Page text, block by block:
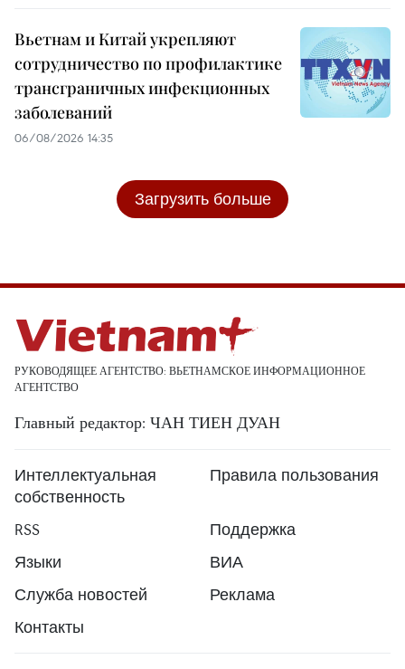
Вьетнам и Китай укрепляют
сотрудничество по профилактике
трансграничных инфекционных
заболеваний
06/08/2026 14:35
Загрузить больше
РУКОВОДЯЩЕЕ АГЕНТСТВО: ВЬЕТНАМСКОЕ ИНФОРМАЦИОННОЕ
АГЕНТСТВО
Главный редактор: ЧАН ТИЕН ДУАН
Интеллектуальная
собственность
Правила пользования
RSS
Поддержка
Языки
ВИА
Служба новостей
Реклама
Контакты